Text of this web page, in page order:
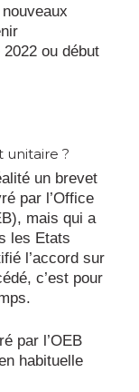
ou début
?
un brevet
par l’Office
mais qui a
les Etats
l’accord sur
c’est pour
par l’OEB
habituelle